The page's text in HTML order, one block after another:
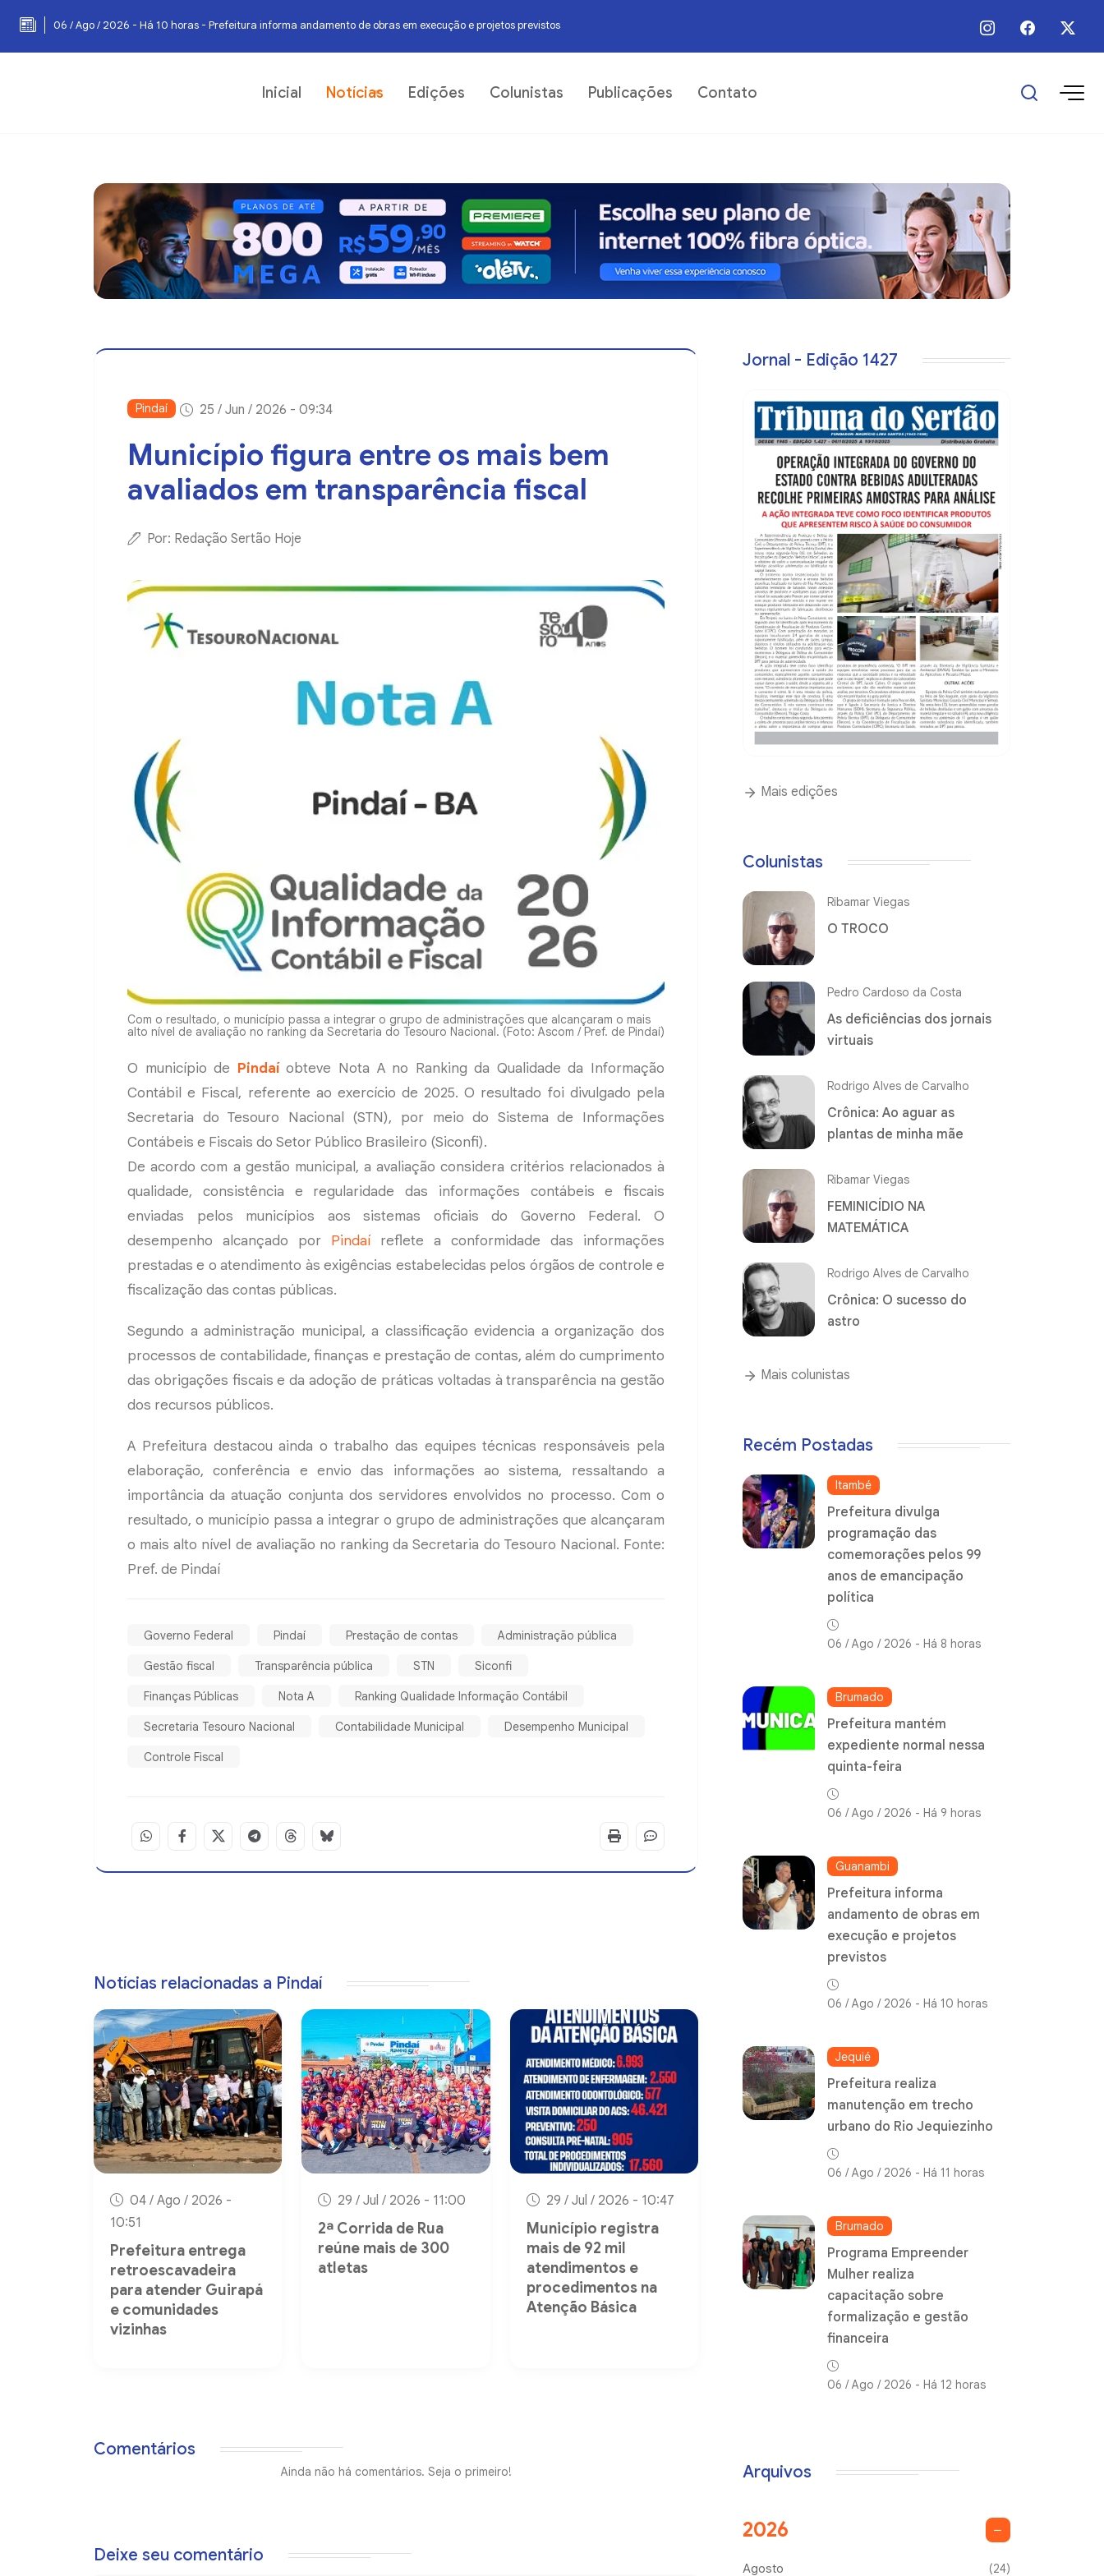
06 / Ago / 2026 - Há 10 horas - Prefeitura informa andamento de obras em execução e projetos previstos 06 / Ago / 2026 - Há 11 horas - Prefeitura realiza manutenção em trecho
Inicial Notícias Edições Colunistas Publicações Contato
Pindaí 25 / Jun / 2026 - 09:34
Município figura entre os mais bem
avaliados em transparência fiscal
Por: Redação Sertão Hoje
Com o resultado, o município passa a integrar o grupo de administrações que alcançaram o mais
alto nível de avaliação no ranking da Secretaria do Tesouro Nacional. (Foto: Ascom / Pref. de Pindaí)
O município de Pindaíobteve Nota A no Ranking da Qualidade da Informação
Contábil e Fiscal, referente ao exercício de 2025. O resultado foi divulgado pela
Secretaria do Tesouro Nacional (STN), por meio do Sistema de Informações
Contábeis e Fiscais do Setor Público Brasileiro (Siconfi).
De acordo com a gestão municipal, a avaliação considera critérios relacionados à
qualidade, consistência e regularidade das informações contábeis e fiscais
enviadas pelos municípios aos sistemas oficiais do Governo Federal. O
desempenho alcançado por Pindaíreflete a conformidade das informações
prestadas e o atendimento às exigências estabelecidas pelos órgãos de controle e
fiscalização das contas públicas.
Segundo a administração municipal, a classificação evidencia a organização dos
processos de contabilidade, finanças e prestação de contas, além do cumprimento
das obrigações fiscais e da adoção de práticas voltadas à transparência na gestão
dos recursos públicos.
A Prefeitura destacou ainda o trabalho das equipes técnicas responsáveis pela
elaboração, conferência e envio das informações ao sistema, ressaltando a
importância da atuação conjunta dos servidores envolvidos no processo. Com o
resultado, o município passa a integrar o grupo de administrações que alcançaram
o mais alto nível de avaliação no ranking da Secretaria do Tesouro Nacional. Fonte:
Pref. de Pindaí
Governo Federal Pindaí Prestação de contas Administração pública
Gestão fiscal Transparência pública STN Siconfi
Finanças Públicas Nota A Ranking Qualidade Informação Contábil
Secretaria Tesouro Nacional Contabilidade Municipal Desempenho Municipal
Controle Fiscal
Notícias relacionadas a Pindaí
04 / Ago / 2026 -
10:51
Prefeitura entrega
retroescavadeira
para atender Guirapá
e comunidades
vizinhas
29 / Jul / 2026 - 11:00
2ª Corrida de Rua
reúne mais de 300
atletas
29 / Jul / 2026 - 10:47
Município registra
mais de 92 mil
atendimentos e
procedimentos na
Atenção Básica
Comentários
Ainda não há comentários. Seja o primeiro!
Deixe seu comentário
Jornal - Edição 1427
Mais edições
Colunistas
Ribamar Viegas
O TROCO
Pedro Cardoso da Costa
As deficiências dos jornais
virtuais
Rodrigo Alves de Carvalho
Crônica: Ao aguar as
plantas de minha mãe
Ribamar Viegas
FEMINICÍDIO NA
MATEMÁTICA
Rodrigo Alves de Carvalho
Crônica: O sucesso do
astro
Mais colunistas
Recém Postadas
Itambé
Prefeitura divulga
programação das
comemorações pelos 99
anos de emancipação
política
06 / Ago / 2026 - Há 8 horas
Brumado
Prefeitura mantém
expediente normal nessa
quinta-feira
06 / Ago / 2026 - Há 9 horas
Guanambi
Prefeitura informa
andamento de obras em
execução e projetos
previstos
06 / Ago / 2026 - Há 10 horas
Jequié
Prefeitura realiza
manutenção em trecho
urbano do Rio Jequiezinho
06 / Ago / 2026 - Há 11 horas
Brumado
Programa Empreender
Mulher realiza
capacitação sobre
formalização e gestão
financeira
06 / Ago / 2026 - Há 12 horas
Arquivos
2026
Agosto (24)